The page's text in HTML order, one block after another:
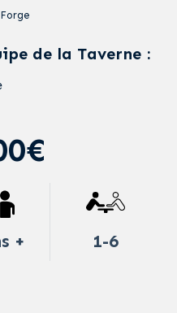
de la Taverne :
+ 1-6